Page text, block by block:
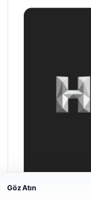
Göz Atın